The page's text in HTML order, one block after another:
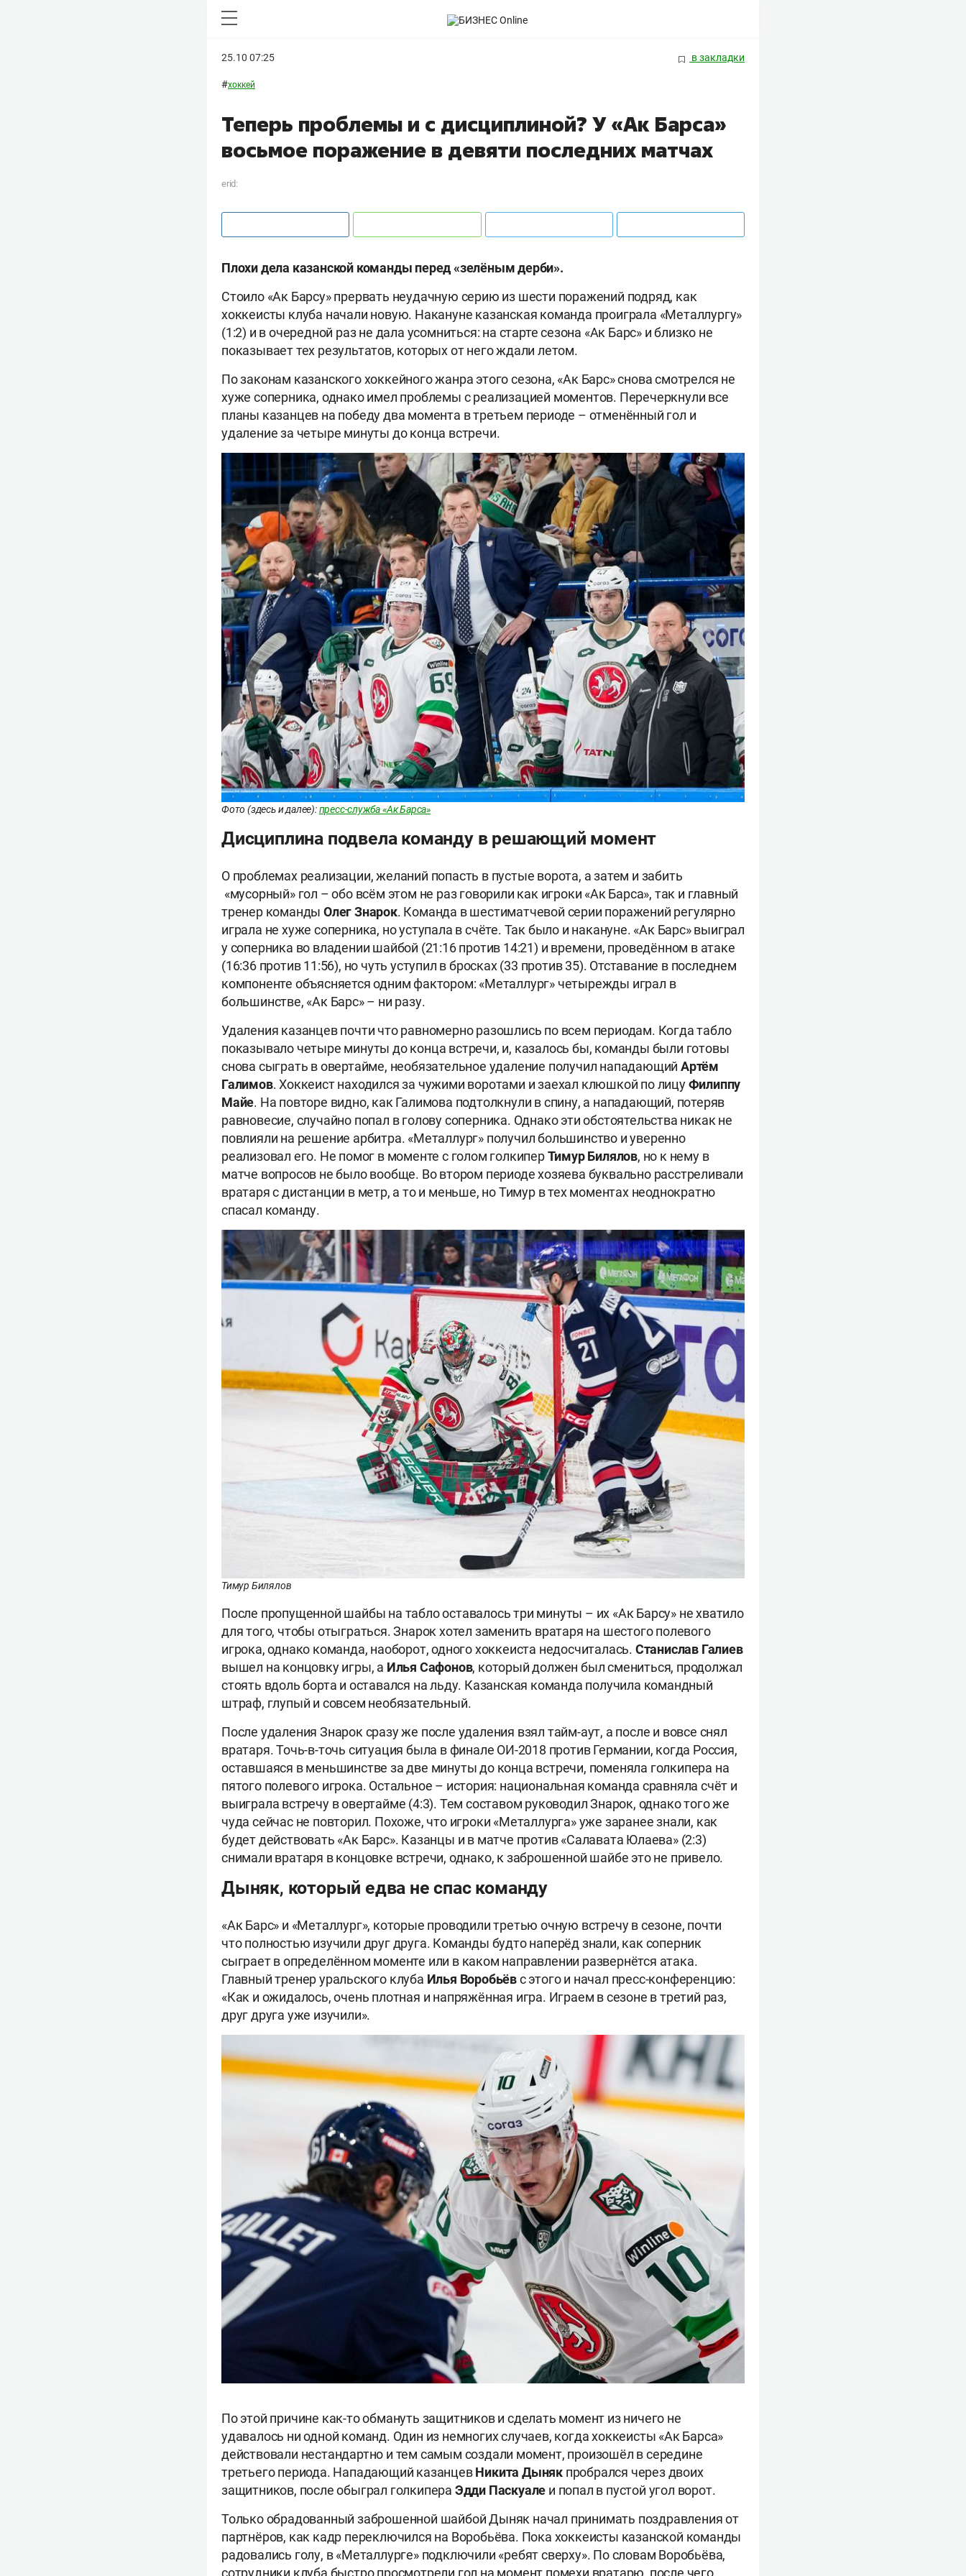
25.10 07:25 в закладки
#хоккей
Теперь проблемы и c дисциплиной? У «Ак Барса»
восьмое поражение в девяти последних матчах
erid:
Плохи дела казанской команды перед «зелёным дерби».
Стоило «Ак Барсу» прервать неудачную серию из шести поражений подряд, как
хоккеисты клуба начали новую. Накануне казанская команда проиграла «Металлургу»
(1:2) и в очередной раз не дала усомниться: на старте сезона «Ак Барс» и близко не
показывает тех результатов, которых от него ждали летом.
По законам казанского хоккейного жанра этого сезона, «Ак Барс» снова смотрелся не
хуже соперника, однако имел проблемы с реализацией моментов. Перечеркнули все
планы казанцев на победу два момента в третьем периоде – отменённый гол и
удаление за четыре минуты до конца встречи.
Фото (здесь и далее):пресс-служба «Ак Барса»
Дисциплина подвела команду в решающий момент
О проблемах реализации, желаний попасть в пустые ворота, а затем и забить
«мусорный» гол – обо всём этом не раз говорили как игроки «Ак Барса», так и главный
тренер команды Олег Знарок. Команда в шестиматчевой серии поражений регулярно
играла не хуже соперника, но уступала в счёте. Так было и накануне. «Ак Барс» выиграл
у соперника во владении шайбой (21:16 против 14:21) и времени, проведённом в атаке
(16:36 против 11:56), но чуть уступил в бросках (33 против 35). Отставание в последнем
компоненте объясняется одним фактором: «Металлург» четырежды играл в
большинстве, «Ак Барс» – ни разу.
Удаления казанцев почти что равномерно разошлись по всем периодам. Когда табло
показывало четыре минуты до конца встречи, и, казалось бы, команды были готовы
снова сыграть в овертайме, необязательное удаление получил нападающий Артём
Галимов. Хоккеист находился за чужими воротами и заехал клюшкой по лицуФилиппу
Майе. На повторе видно, как Галимова подтолкнули в спину, а нападающий, потеряв
равновесие, случайно попал в голову соперника. Однако эти обстоятельства никак не
повлияли на решение арбитра. «Металлург» получил большинство и уверенно
реализовал его. Не помог в моменте с голом голкиперТимур Билялов, но к нему в
матче вопросов не было вообще. Во втором периоде хозяева буквально расстреливали
вратаря с дистанции в метр, а то и меньше, но Тимур в тех моментах неоднократно
спасал команду.
Тимур Билялов
После пропущенной шайбы на табло оставалось три минуты – их «Ак Барсу» не хватило
для того, чтобы отыграться. Знарок хотел заменить вратаря на шестого полевого
игрока, однако команда, наоборот, одного хоккеиста недосчиталась. Станислав Галиев
вышел на концовку игры, а Илья Сафонов, который должен был смениться, продолжал
стоять вдоль борта и оставался на льду. Казанская команда получила командный
штраф, глупый и совсем необязательный.
После удаления Знарок сразу же после удаления взял тайм-аут, а после и вовсе снял
вратаря. Точь-в-точь ситуация была в финале ОИ-2018 против Германии, когда Россия,
оставшаяся в меньшинстве за две минуты до конца встречи, поменяла голкипера на
пятого полевого игрока. Остальное – история: национальная команда сравняла счёт и
выиграла встречу в овертайме (4:3). Тем составом руководил Знарок, однако того же
чуда сейчас не повторил. Похоже, что игроки «Металлурга» уже заранее знали, как
будет действовать «Ак Барс». Казанцы и в матче против «Салавата Юлаева» (2:3)
снимали вратаря в концовке встречи, однако, к заброшенной шайбе это не привело.
Дыняк, который едва не спас команду
«Ак Барс» и «Металлург», которые проводили третью очную встречу в сезоне, почти
что полностью изучили друг друга. Команды будто наперёд знали, как соперник
сыграет в определённом моменте или в каком направлении развернётся атака.
Главный тренер уральского клуба Илья Воробьёвс этого и начал пресс-конференцию:
«Как и ожидалось, очень плотная и напряжённая игра. Играем в сезоне в третий раз,
друг друга уже изучили».
По этой причине как-то обмануть защитников и сделать момент из ничего не
удавалось ни одной команд. Один из немногих случаев, когда хоккеисты «Ак Барса»
действовали нестандартно и тем самым создали момент, произошёл в середине
третьего периода. Нападающий казанцевНикита Дыняк пробрался через двоих
защитников, после обыграл голкипера Эдди Паскуале и попал в пустой угол ворот.
Только обрадованный заброшенной шайбой Дыняк начал принимать поздравления от
партнёров, как кадр переключился на Воробьёва. Пока хоккеисты казанской команды
радовались голу, в «Металлурге» подключили «ребят сверху». По словам Воробьёва,
сотрудники клуба быстро просмотрели гол на момент помехи вратарю, после чего